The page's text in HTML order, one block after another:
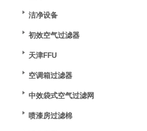
洁净设备
初效空气过滤器
天津FFU
空调箱过滤器
中效袋式空气过滤网
喷漆房过滤棉